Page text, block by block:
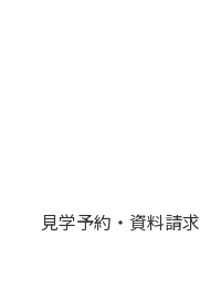
見学予約・資料請求